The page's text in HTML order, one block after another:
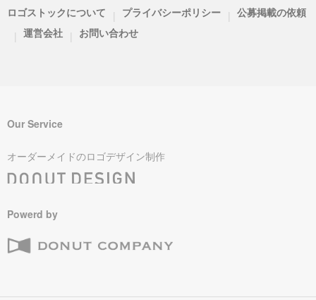
ロゴストックについて | プライバシーポリシー | 公募掲載の依頼
| 運営会社 | お問い合わせ
Our Service
オーダーメイドのロゴデザイン制作
Powerd by